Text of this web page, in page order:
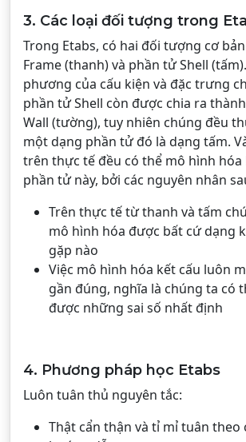
3. Các loại đối tượng trong
Trong Etabs, có hai đối tượng cơ
Frame (thanh) và phần tử Shell
phương của cấu kiện và đặc trưng
phần tử Shell còn được chia ra
Wall (tường), tuy nhiên chúng đều
một dạng phần tử đó là dạng tấm.
trên thực tế đều có thể mô hình hóa
phần tử này, bởi các nguyên nhân
Trên thực tế từ thanh và tấm
mô hình hóa được bất cứ dạng
gặp nào
Việc mô hình hóa kết cấu luôn
gần đúng, nghĩa là chúng ta có
được những sai số nhất định
4. Phương pháp học Etabs
Luôn tuân thủ nguyên tắc:
Thật cẩn thận và tỉ mỉ tuân theo